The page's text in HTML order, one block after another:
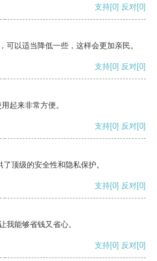
支持[0] 反对[0]
可以适当降低一些，这样会更加亲民。
支持[0] 反对[0]
起来非常方便。
支持[0] 反对[0]
顶级的安全性和隐私保护。
支持[0] 反对[0]
我能够省钱又省心。
支持[0] 反对[0]